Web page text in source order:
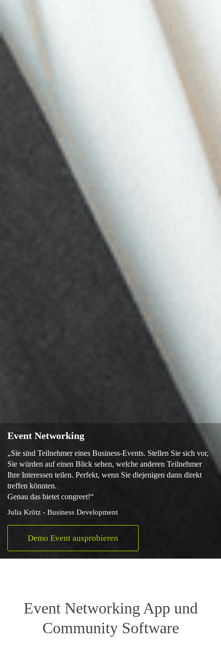
Event Networking
„Sie sind Teilnehmer eines Business-Events. Stellen Sie sich vor,
Sie würden auf einen Blick sehen, welche anderen Teilnehmer
Ihre Interessen teilen. Perfekt, wenn Sie diejenigen dann direkt
treffen könnten.
Genau das bietet congreet!“
Julia Krötz - Business Development
Demo Event ausprobieren
Event Networking App und
Community Software